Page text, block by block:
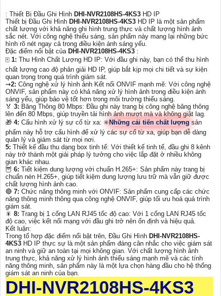
: Thiết Bị Đầu Ghi Hình DHI-NVR2108HS-4KS3 HD IP
Thiết bị Đầu Ghi Hình DHI-NVR2108HS-4KS3 HD IP là một sản phẩm
chất lượng với khả năng ghi hình trung thực và chất lượng hình ảnh
sắc nét. Với công nghệ thiếu sáng, sản phẩm này mang lại những bức
hình rõ nét ngay cả trong điều kiện ánh sáng yếu.
Đặc điểm nổi bật của DHI-NVR2108HS-4KS3 :
🀄 1: Thu Hình Chất Lượng HD IP: Với đầu ghi này, bạn có thể thu hình
chất lượng cao độ phân giải HD IP, giúp bắt kịp mọi chi tiết và sự kiện
quan trọng trong quá trình giám sát.
⇝2: Công nghệ xử lý hình ảnh Kết nối ONVIF mạnh mẽ: Với công nghệ
ONVIF, sản phẩm này có khả năng xử lý hình ảnh trong điều kiện ánh
sáng yếu, giúp bảo vệ tốt hơn trong môi trường thiếu sáng.
️🏅️ 3: Băng Thông 80 Mbps: Đầu ghi này trang bị công nghệ băng thông
lên đến 80 Mbps, giúp truyền tải hình ảnh mượt mà và không giật lag.
🎁 4: Cấu hình xử lý sự cố từ xa: ✳️ Những cải tiến chất lượng sản
phẩm này hỗ trợ cấu hình để xử lý các sự cố từ xa, giúp bạn dễ dàng
quản lý và giám sát từ mọi nơi.
5: Thiết kế đầu thu dạng box tinh tế: Với thiết kế tinh tế, đầu ghi 8 kênh
này trở thành một giải pháp lý tưởng cho việc lắp đặt ở nhiều không
gian khác nhau.
🦉 6: Tiết kiệm dung lượng với chuẩn H.265+: Sản phẩm này trang bị
chuẩn nén H.265+, giúp tiết kiệm dung lượng lưu trữ mà vẫn giữ được
chất lượng hình ảnh cao.
🔴 7: Chức năng thông minh với ONVIF: Sản phẩm cung cấp các chức
năng thông minh thông qua công nghệ ONVIF, giúp tối ưu hoá quá trình
giám sát.
🎇 8: Trang bị 1 cổng LAN RJ45 tốc độ cao: Với 1 cổng LAN RJ45 tốc
độ cao, việc kết nối mạng với đầu ghi trở nên ổn định và hiệu quả.
Kết luận:
Trong tổ hợp đặc điểm nổi bật trên, Đầu Ghi Hình DHI-NVR2108HS-
4KS3 HD IP thực sự là một sản phẩm đáng cân nhắc cho việc giám sát
an ninh và giữ an toàn tại mọi không gian. Với chất lượng hình ảnh
trung thực, khả năng xử lý hình ảnh thiếu sáng mạnh mẽ và các tính
năng thông minh, sản phẩm này là một lựa chọn hàng đầu cho hệ thống
giám sát an ninh của bạn.
DHI-NVR2108HS-4KS3